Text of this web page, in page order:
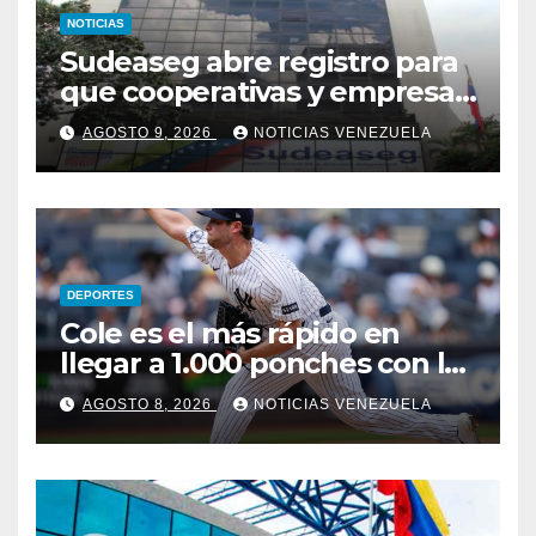
NOTICIAS
Sudeaseg abre registro para
que cooperativas y empresas
de seguros operen como
canales alternativos
bancarios
AGOSTO 9, 2026 NOTICIAS VENEZUELA
DEPORTES
Cole es el más rápido en
llegar a 1.000 ponches con los
Yankees
AGOSTO 8, 2026 NOTICIAS VENEZUELA